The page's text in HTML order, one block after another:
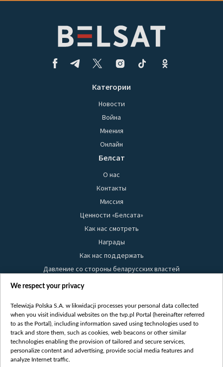
Категории
Новости
Война
Мнения
Онлайн
Белсат
О нас
Контакты
Миссия
Ценности «Белсата»
Как нас смотреть
Награды
Как нас поддержать
Давление со стороны беларусских властей
Правила использования материалов
Безопасность
Youtube
Белсат news
Белсат Life
We respect your privacy
Telewizja Polska S.A. w likwidacji processes your personal data collected
when you visit individual websites on the tvp.pl Portal (hereinafter referred
to as the Portal), including information saved using technologies used to
track and store them, such as cookies, web beacons or other similar
technologies enabling the provision of tailored and secure services,
personalize content and advertising, provide social media features and
analyze Internet traffic.